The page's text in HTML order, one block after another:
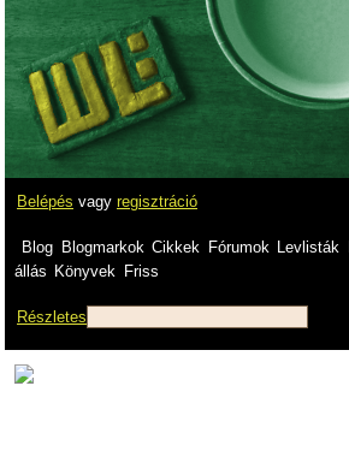
Belépés vagy regisztráció
Blog Blogmarkok Cikkek Fórumok Levlisták
állás Könyvek Friss
Részletes